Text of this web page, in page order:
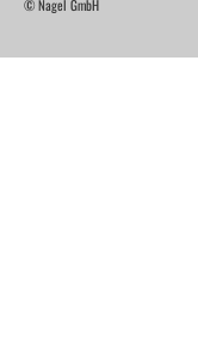
© Nagel GmbH